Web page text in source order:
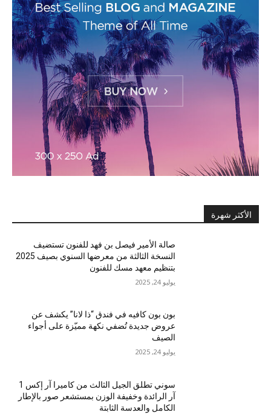
الأكثر شهرة
صالة الأمير فيصل بن فهد للفنون تستضيف
النسخة الثالثة من معرضها السنوي بصيف 2025
بتنظيم معهد مسك للفنون
يوليو 24, 2025
بون بون كافيه في فندق “ذا لانا” يكشف عن
عروض جديدة تُضفي نكهة مميّزة على أجواء
الصيف
يوليو 24, 2025
سوني تطلق الجيل الثالث من كاميرا آر إكس 1
آر الرائدة وخفيفة الوزن بمستشعر صور بالإطار
الكامل والعدسة الثابتة